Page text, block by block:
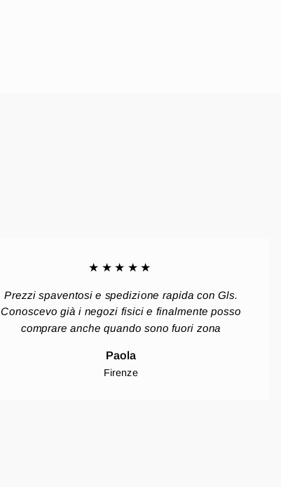
★★★★★
Prezzi spaventosi e spedizione rapida con Gls.
Conoscevo già i negozi fisici e finalmente posso
comprare anche quando sono fuori zona
Paola
Firenze